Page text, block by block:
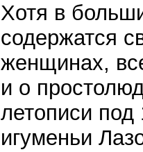
Хотя в
содержатся
женщинах,
и о
летописи под
игуменьи